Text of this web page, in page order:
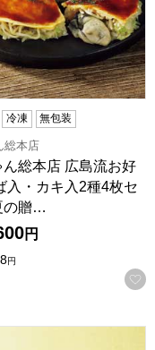
登録する
冷凍 無包装
総本店
総本店 広島流お好
入・カキ入2種4枚セ
の贈…
円
円
夏の贈りもの・お中
スバーガーセット【